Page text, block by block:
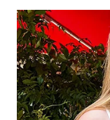
WN
SULUT
WN
MALUKU